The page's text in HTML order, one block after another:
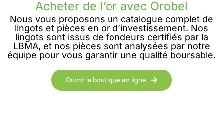
Acheter de l’or avec Orobel
Nous vous proposons un catalogue complet de
lingots et pièces en or d’investissement. Nos
lingots sont issus de fondeurs certifiés par la
LBMA, et nos pièces sont analysées par notre
équipe pour vous garantir une qualité boursable.
Ouvrir la boutique en ligne